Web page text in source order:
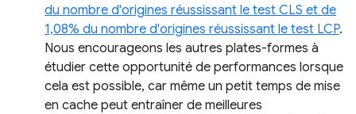
du nombre d'origines réussissant le test CLS et de
1,08% du nombre d'origines réussissant le test LCP.
Nous encourageons les autres plates-formes à
étudier cette opportunité de performances lorsque
cela est possible, car même un petit temps de mise
en cache peut entraîner de meilleures